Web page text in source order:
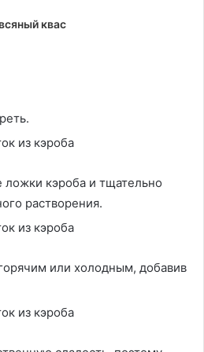
квас
ложки кэроба и тщательно
растворения.
или холодным, добавив